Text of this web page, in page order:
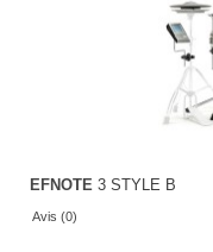
EFNOTE 3 STYLE B
Avis (0)